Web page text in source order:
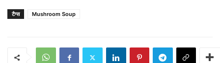
टैग्स Mushroom Soup